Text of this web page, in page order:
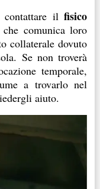
contattare ilfisico
che comunica loro
collaterale dovuto
Se non troverà
temporale,
a trovarlo nel
aiuto.